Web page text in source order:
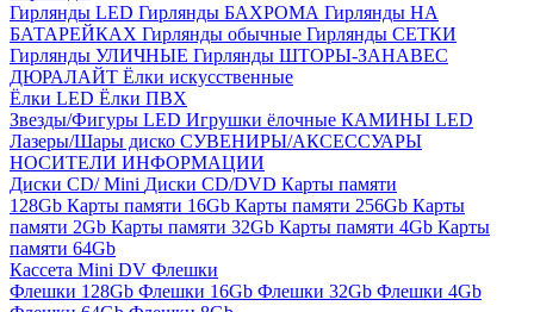
Гирлянды LED Гирлянды БАХРОМА Гирлянды НА
БАТАРЕЙКАХ Гирлянды обычные Гирлянды СЕТКИ
Гирлянды УЛИЧНЫЕ Гирлянды ШТОРЫ-ЗАНАВЕС
ДЮРАЛАЙТ Ёлки искусственные
Ёлки LED Ёлки ПВХ
Звезды/Фигуры LED Игрушки ёлочные КАМИНЫ LED
Лазеры/Шары диско СУВЕНИРЫ/АКСЕССУАРЫ
НОСИТЕЛИ ИНФОРМАЦИИ
Диски CD/ Mini Диски CD/DVD Карты памяти
128Gb Карты памяти 16Gb Карты памяти 256Gb Карты
памяти 2Gb Карты памяти 32Gb Карты памяти 4Gb Карты
памяти 64Gb
Кассета Mini DV Флешки
Флешки 128Gb Флешки 16Gb Флешки 32Gb Флешки 4Gb